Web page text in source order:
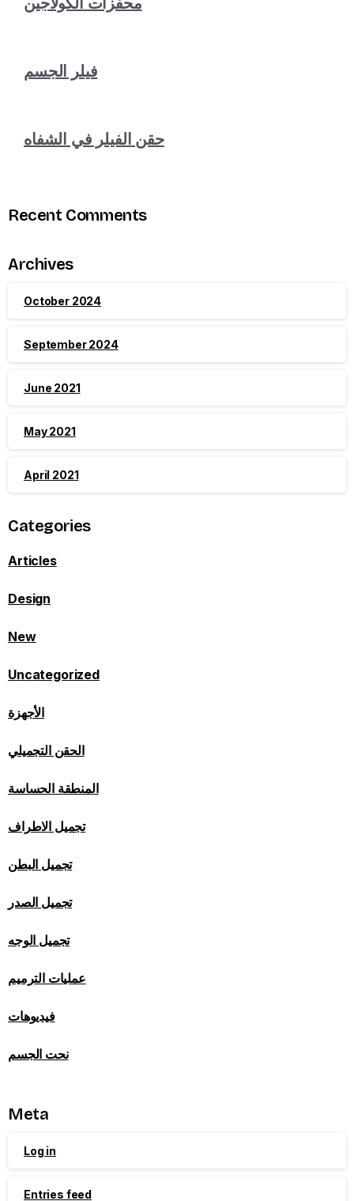
فيلر الجسم
حقن الفيلر في الشفاه
Recent Comments
Archives
October 2024
September 2024
June 2021
May 2021
April 2021
Categories
Articles
Design
New
Uncategorized
الأجهزة
الحقن التجميلي
المنطقة الحساسة
تجميل الاطراف
تجميل البطن
تجميل الصدر
تجميل الوجه
عمليات الترميم
فيديوهات
نحت الجسم
Meta
Log in
Entries feed